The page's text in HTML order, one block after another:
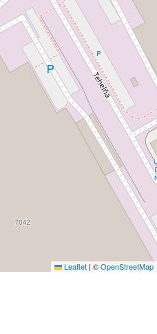
Leaflet | ©OpenStreetMap